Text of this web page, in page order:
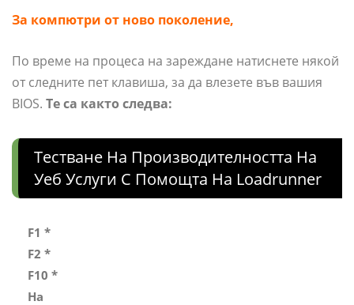
За компютри от ново поколение,
По време на процеса на зареждане натиснете някой
от следните пет клавиша, за да влезете във вашия
BIOS. Те са както следва:
Тестване На Производителността На
Уеб Услуги С Помощта На Loadrunner
F1 *
F2 *
F10 *
На